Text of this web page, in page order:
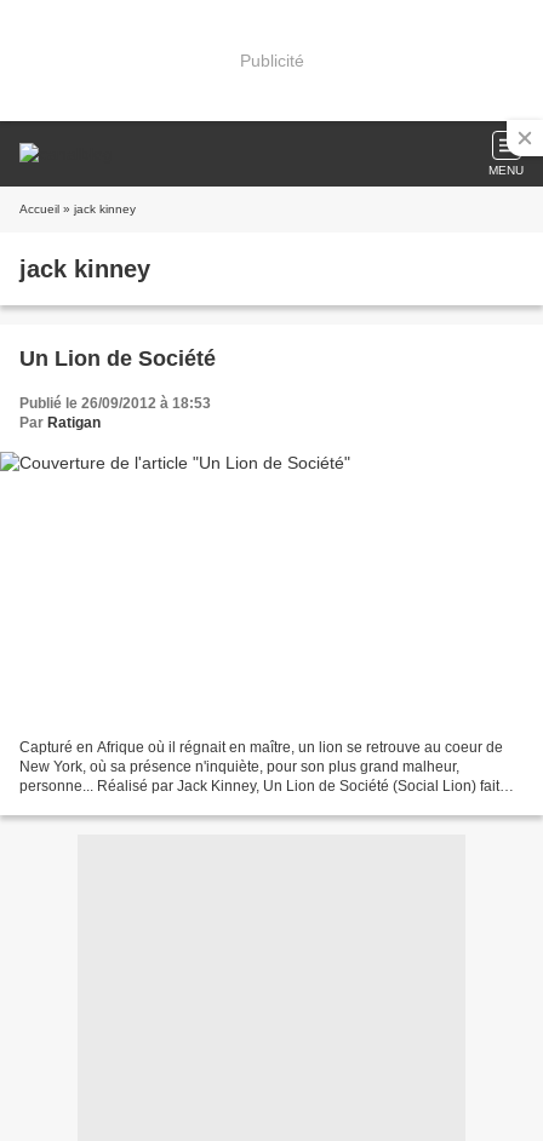
Publicité
MENU
Accueil » jack kinney
jack kinney
Un Lion de Société
Publié le 26/09/2012 à 18:53
Par Ratigan
Capturé en Afrique où il régnait en maître, un lion se retrouve au coeur de
New York, où sa présence n'inquiète, pour son plus grand malheur,
personne... Réalisé par Jack Kinney, Un Lion de Société (Social Lion) fait